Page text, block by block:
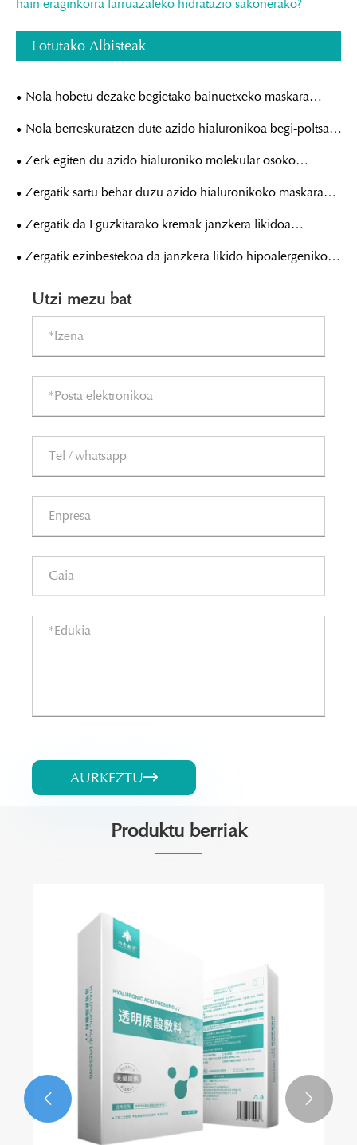
hain eraginkorra larruazaleko hidratazio sakonerako?
Lotutako Albisteak
Nola hobetu dezake begietako bainuetxeko maskara
lasaigarriak zure eguneroko begiak zaintzeko errutina?
Nola berreskuratzen dute azido hialuronikoa begi-poltsak
estutzeko adabakiek begien azpiko itxura naturala?
Zerk egiten du azido hialuroniko molekular osoko
maskara hain eraginkorra larruazaleko hidratazio
Zergatik sartu behar duzu azido hialuronikoko maskara
hidratatzaile bat zure larruazala zaintzeko errutinan?
Zergatik da Eguzkitarako kremak janzkera likidoa
konpontzeko ezinbestekoa larruazaleko babes
Zergatik ezinbestekoa da janzkera likido hipoalergenikoa
Utzi mezu bat
AURKEZTU
Produktu berriak
 